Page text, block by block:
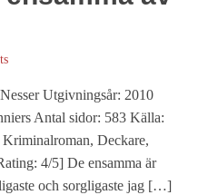
Utgivningsår: 2010
Antal sidor: 583 Källa:
Deckare,
4/5] De ensamma är
och sorgligaste jag […]